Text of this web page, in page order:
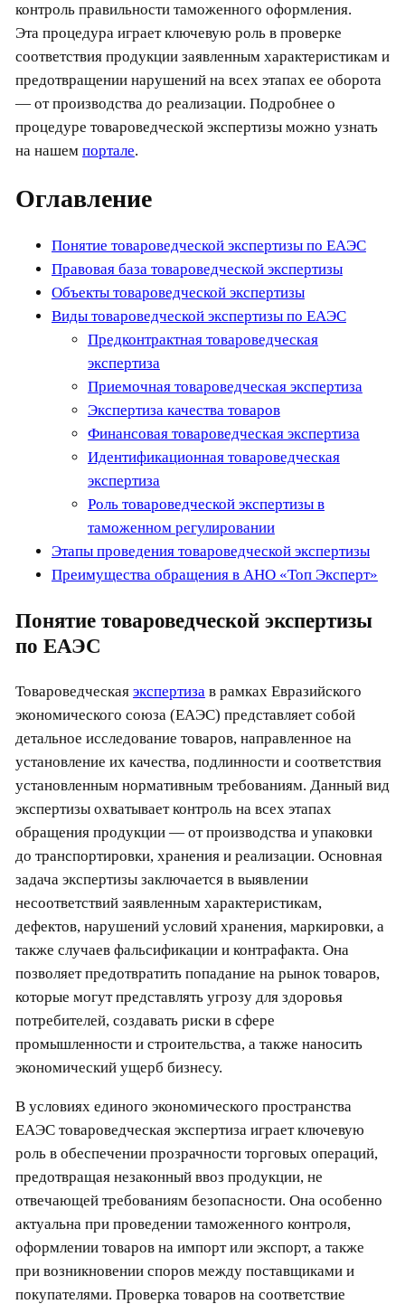
контроль правильности таможенного оформления.
Эта процедура играет ключевую роль в проверке
соответствия продукции заявленным характеристикам и
предотвращении нарушений на всех этапах ее оборота
— от производства до реализации. Подробнее о
процедуре товароведческой экспертизы можно узнать
на нашем портале.
Оглавление
Понятие товароведческой экспертизы по ЕАЭС
Правовая база товароведческой экспертизы
Объекты товароведческой экспертизы
Виды товароведческой экспертизы по ЕАЭС
Предконтрактная товароведческая
экспертиза
Приемочная товароведческая экспертиза
Экспертиза качества товаров
Финансовая товароведческая экспертиза
Идентификационная товароведческая
экспертиза
Роль товароведческой экспертизы в
таможенном регулировании
Этапы проведения товароведческой экспертизы
Преимущества обращения в АНО «Топ Эксперт»
Понятие товароведческой экспертизы
по ЕАЭС
Товароведческая экспертизав рамках Евразийского
экономического союза (ЕАЭС) представляет собой
детальное исследование товаров, направленное на
установление их качества, подлинности и соответствия
установленным нормативным требованиям. Данный вид
экспертизы охватывает контроль на всех этапах
обращения продукции — от производства и упаковки
до транспортировки, хранения и реализации. Основная
задача экспертизы заключается в выявлении
несоответствий заявленным характеристикам,
дефектов, нарушений условий хранения, маркировки, а
также случаев фальсификации и контрафакта. Она
позволяет предотвратить попадание на рынок товаров,
которые могут представлять угрозу для здоровья
потребителей, создавать риски в сфере
промышленности и строительства, а также наносить
экономический ущерб бизнесу.
В условиях единого экономического пространства
ЕАЭС товароведческая экспертиза играет ключевую
роль в обеспечении прозрачности торговых операций,
предотвращая незаконный ввоз продукции, не
отвечающей требованиям безопасности. Она особенно
актуальна при проведении таможенного контроля,
оформлении товаров на импорт или экспорт, а также
при возникновении споров между поставщиками и
покупателями. Проверка товаров на соответствие